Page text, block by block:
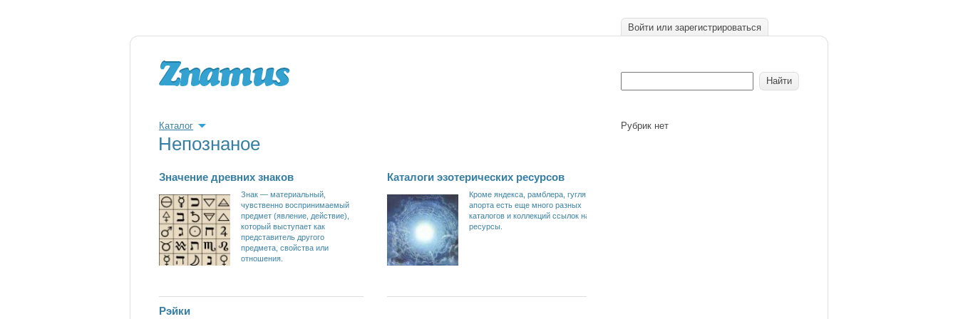
Войти или зарегистрироваться
Каталог
Непознаное
Значение древних знаков
Знак — материальный,
чувственно воспринимаемый
предмет (явление, действие),
который выступает как
представитель другого
предмета, свойства или
отношения.
Каталоги эзотерических ресурсов
Кроме яндекса, рамблера, гугля,
апорта есть еще много разных
каталогов и коллекций ссылок на
ресурсы.
Рэйки
Рубрик нет